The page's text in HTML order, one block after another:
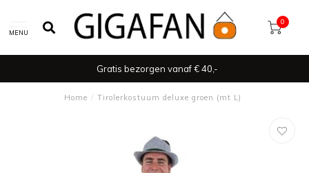
MENU
0
Gratis bezorgen vanaf € 40,-
Home / Tirolerkostuum deluxe groen (mt L)